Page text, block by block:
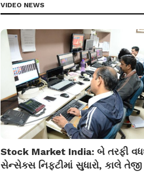
VIDEO NEWS
Stock Market India: બે તરફી
સેન્સેક્સ નિફ્ટીમાં સુધારો, કાલે તેજી